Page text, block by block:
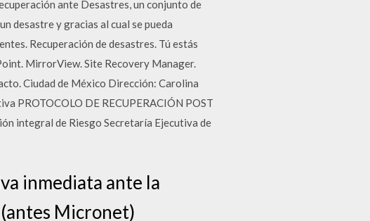
ante Desastres, un conjunto de
desastre y gracias al cual se pueda
Recuperación de desastres. Tú estás
MirrorView. Site Recovery Manager.
Ciudad de México Dirección: Carolina
PROTOCOLO DE RECUPERACIÓN POST
integral de Riesgo Secretaría Ejecutiva de
inmediata ante la
Micronet)